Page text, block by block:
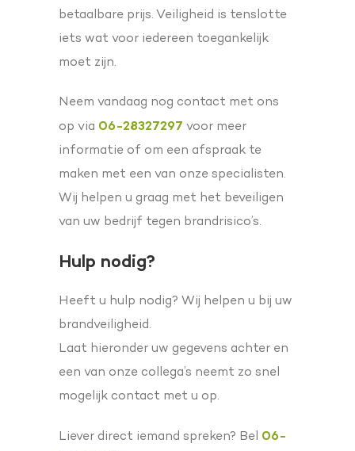
betaalbare prijs. Veiligheid is tenslotte
iets wat voor iedereen toegankelijk
moet zijn.
Neem vandaag nog contact met ons
op via 06-28327297 voor meer
informatie of om een afspraak te
maken met een van onze specialisten.
Wij helpen u graag met het beveiligen
van uw bedrijf tegen brandrisico’s.
Hulp nodig?
Heeft u hulp nodig? Wij helpen u bij uw
brandveiligheid.
Laat hieronder uw gegevens achter en
een van onze collega’s neemt zo snel
mogelijk contact met u op.
Liever direct iemand spreken? Bel 06-